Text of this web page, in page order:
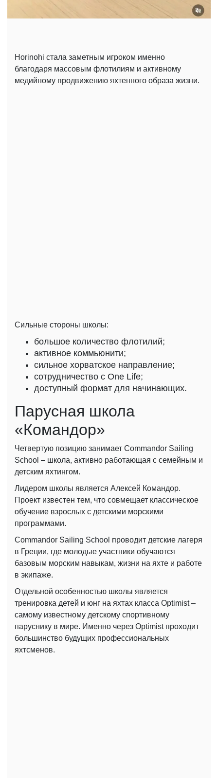
Horinohi стала заметным игроком именно
благодаря массовым флотилиям и активному
медийному продвижению яхтенного образа жизни.
Сильные стороны школы:
большое количество флотилий;
активное коммьюнити;
сильное хорватское направление;
сотрудничество с One Life;
доступный формат для начинающих.
Парусная школа
«Командор»
Четвертую позицию занимает Commandor Sailing
School – школа, активно работающая с семейным и
детским яхтингом.
Лидером школы является Алексей Командор.
Проект известен тем, что совмещает классическое
обучение взрослых с детскими морскими
программами.
Commandor Sailing School проводит детские лагеря
в Греции, где молодые участники обучаются
базовым морским навыкам, жизни на яхте и работе
в экипаже.
Отдельной особенностью школы является
тренировка детей и юнг на яхтах класса Optimist –
самому известному детскому спортивному
паруснику в мире. Именно через Optimist проходит
большинство будущих профессиональных
яхтсменов.